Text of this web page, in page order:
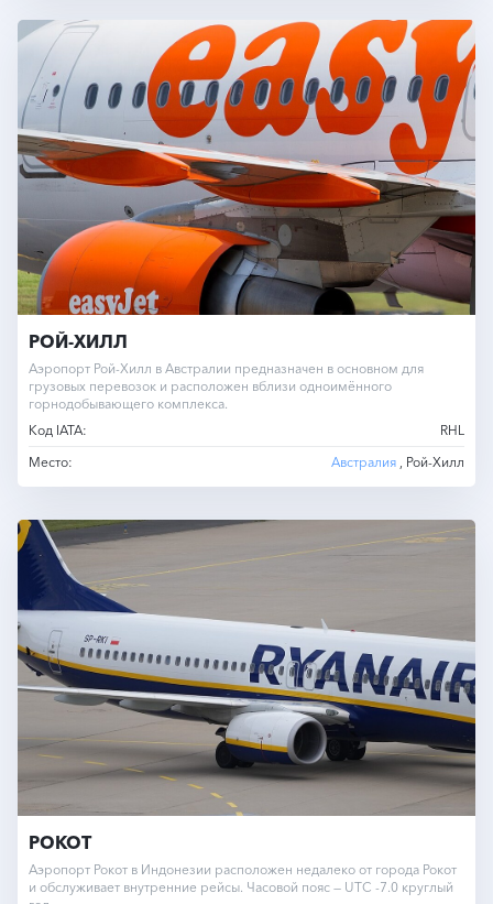
РОЙ-ХИЛЛ
Аэропорт Рой-Хилл в Австралии предназначен в основном для
грузовых перевозок и расположен вблизи одноимённого
горнодобывающего комплекса.
Код IATA:
RHL
Место:
Австралия , Рой-Хилл
РОКОТ
Аэропорт Рокот в Индонезии расположен недалеко от города Рокот
и обслуживает внутренние рейсы. Часовой пояс — UTC -7.0 круглый